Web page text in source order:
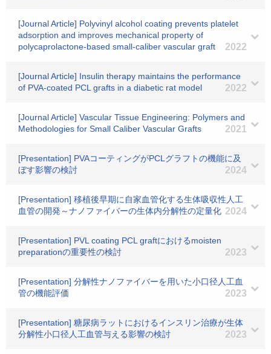
[Journal Article] Polyvinyl alcohol coating prevents platelet
adsorption and improves mechanical property of
polycaprolactone-based small-caliber vascular graft
2022
[Journal Article] Insulin therapy maintains the performance
of PVA-coated PCL grafts in a diabetic rat model
2022
[Journal Article] Vascular Tissue Engineering: Polymers and
Methodologies for Small Caliber Vascular Grafts
2021
[Presentation] PVAコーティングがPCLグラフトの機能に及
ぼす影響の検討
2024
[Presentation] 移植後早期に自家血管化する生体吸収性人工
血管の開発～ナノファイバーの生体内分解性の定量化 2024
[Presentation] PVL coating PCL graftにおけるmoisten
preparationの重要性の検討
2023
[Presentation] 分解性ナノファイバーを用いた小口径人工血
管の機能評価
2023
[Presentation] 糖尿病ラットにおけるインスリン治療が生体
分解性小口径人工血管与える影響の検討
2023